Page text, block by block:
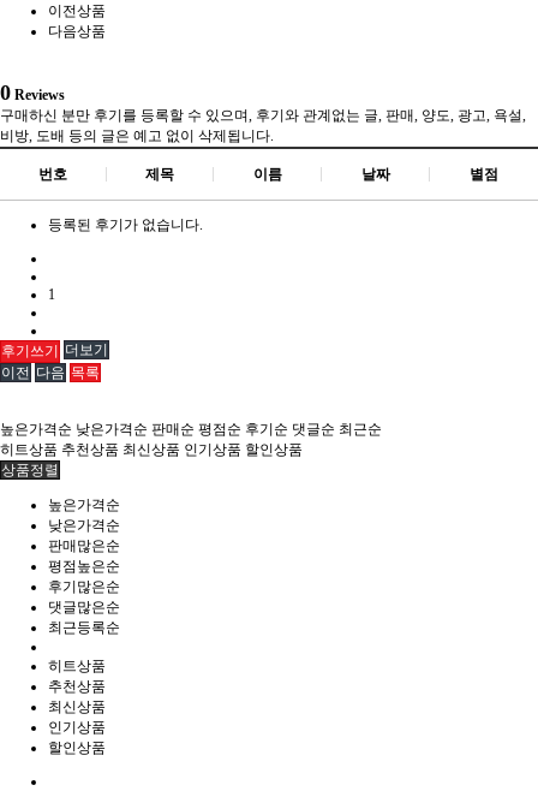
이전상품
다음상품
0 Reviews
구매하신 분만 후기를 등록할 수 있으며, 후기와 관계없는 글, 판매, 양도, 광고, 욕설,
비방, 도배 등의 글은 예고 없이 삭제됩니다.
번호 제목 이름 날짜 별점
등록된 후기가 없습니다.
1
후기쓰기 더보기
이전 다음 목록
높은가격순 낮은가격순 판매순 평점순 후기순 댓글순 최근순
히트상품 추천상품 최신상품 인기상품 할인상품
상품정렬
높은가격순
낮은가격순
판매많은순
평점높은순
후기많은순
댓글많은순
최근등록순
히트상품
추천상품
최신상품
인기상품
할인상품